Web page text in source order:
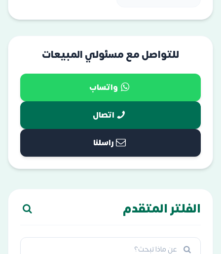
للتواصل مع مسئولي المبيعات
واتساب
اتصال
راسلنا
الفلتر المتقدم